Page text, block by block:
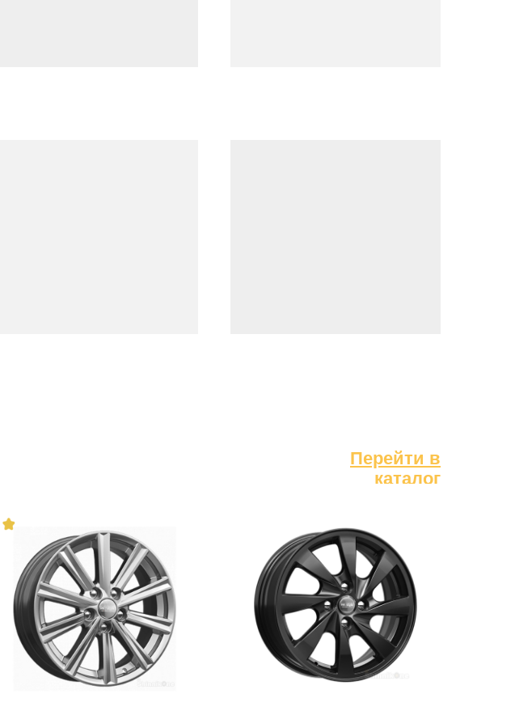
Перейти в
каталог
Перейти в
каталог